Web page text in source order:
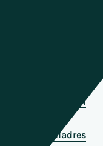
Achternaam
E-mailadres